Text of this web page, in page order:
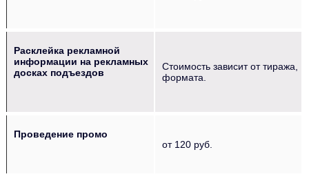
Расклейка рекламной
информации на рекламных
досках подъездов
Стоимость зависит от тиража,
формата.
Проведение промо
от 120 руб.